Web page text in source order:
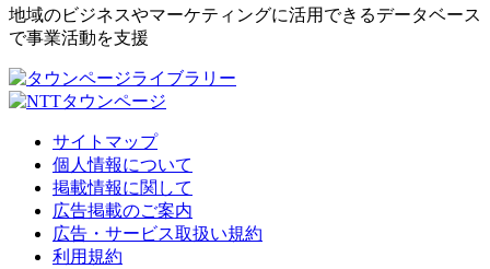
地域のビジネスやマーケティングに活用できるデータベース
で事業活動を支援
サイトマップ
個人情報について
掲載情報に関して
広告掲載のご案内
広告・サービス取扱い規約
利用規約